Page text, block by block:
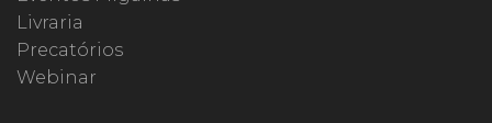
Livraria
Precatórios
Webinar